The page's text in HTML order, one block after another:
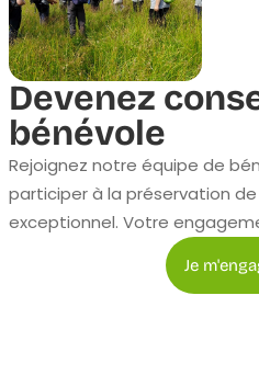
Devenez
bénévole
Rejoignez notre équipe de
participer à la préservation
exceptionnel. Votre
Je